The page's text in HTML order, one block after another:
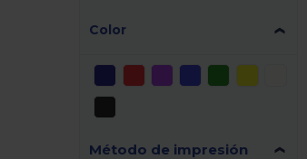
Color
Método de impresión